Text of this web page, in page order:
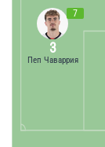
7
3
Пеп Чаваррия